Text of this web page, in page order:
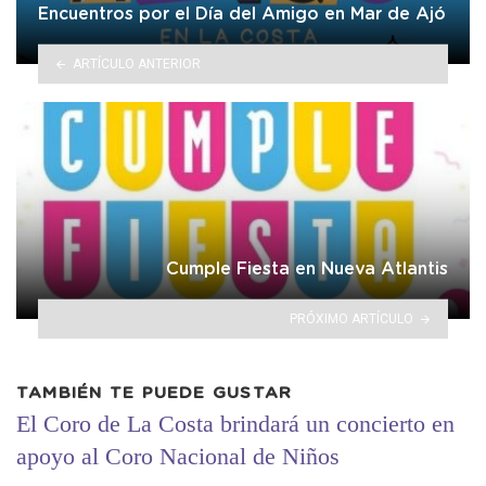
Encuentros por el Día del Amigo en Mar de Ajó
ARTÍCULO ANTERIOR
Cumple Fiesta en Nueva Atlantis
PRÓXIMO ARTÍCULO
TAMBIÉN TE PUEDE GUSTAR
El Coro de La Costa brindará un concierto en
apoyo al Coro Nacional de Niños